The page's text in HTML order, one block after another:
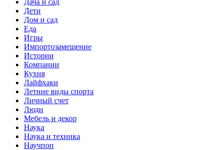
Дети
Дом и сад
Еда
Игры
Импортозамещение
Истории
Компании
Кухня
Лайфхаки
Летние виды спорта
Личный счет
Люди
Мебель и декор
Наука
Наука и техника
Научпоп